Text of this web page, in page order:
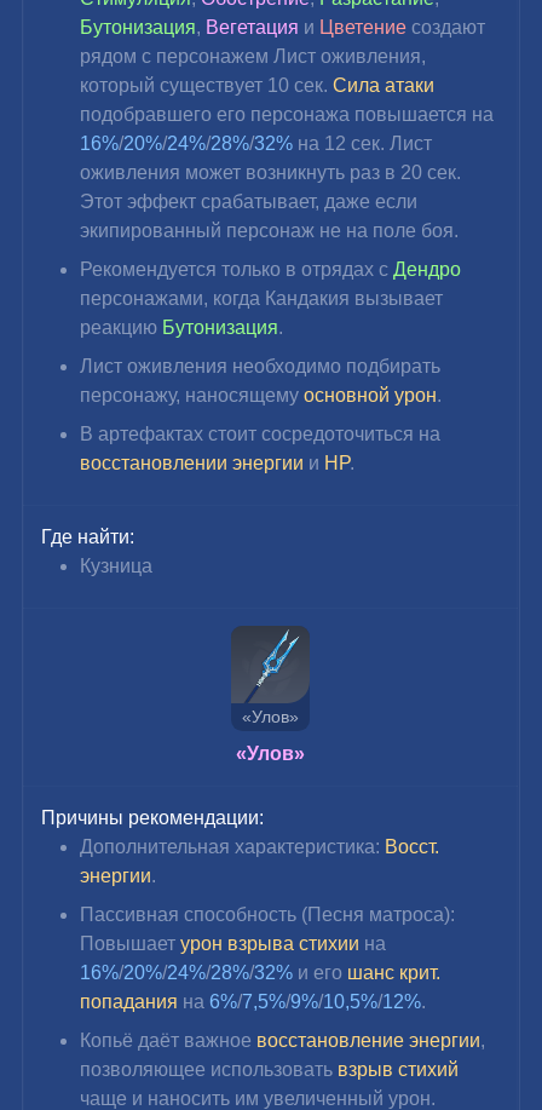
Бутонизация, Вегетация и Цветение создают
рядом с персонажем Лист оживления,
который существует 10 сек. Сила атаки
подобравшего его персонажа повышается на
16%/20%/24%/28%/32% на 12 сек. Лист
оживления может возникнуть раз в 20 сек.
Этот эффект срабатывает, даже если
экипированный персонаж не на поле боя.
Рекомендуется только в отрядах с Дендро
персонажами, когда Кандакия вызывает
реакцию Бутонизация.
Лист оживления необходимо подбирать
персонажу, наносящему основной урон.
В артефактах стоит сосредоточиться на
восстановлении энергии и HP.
Где найти:
Кузница
«Улов»
«Улов»
Причины рекомендации:
Дополнительная характеристика: Восст.
энергии.
Пассивная способность (Песня матроса):
Повышает урон взрыва стихии на
16%/20%/24%/28%/32% и его шанс крит.
попадания на 6%/7,5%/9%/10,5%/12%.
Копьё даёт важное восстановление энергии,
позволяющее использовать взрыв стихий
чаще и наносить им увеличенный урон.